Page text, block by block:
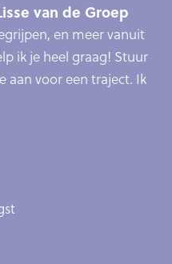
van de Groep
en meer vanuit
ik je heel graag! Stuur
aan voor een traject. Ik